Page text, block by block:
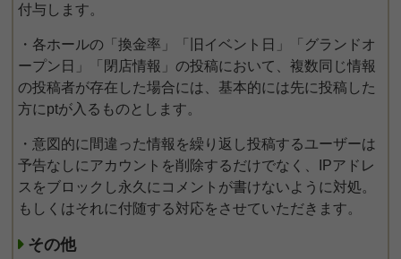
付与します。
・各ホールの「換金率」「旧イベント日」「グランドオ
ープン日」「閉店情報」の投稿において、複数同じ情報
の投稿者が存在した場合には、基本的には先に投稿した
方にptが入るものとします。
・意図的に間違った情報を繰り返し投稿するユーザーは
予告なしにアカウントを削除するだけでなく、IPアドレ
スをブロックし永久にコメントが書けないように対処。
もしくはそれに付随する対応をさせていただきます。
その他